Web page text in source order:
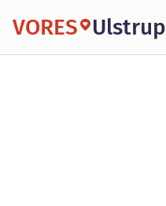
VORES Ulstrup